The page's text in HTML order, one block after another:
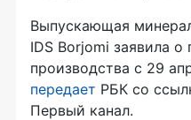
Выпускающая
IDS Borjomi заявила о
производства с 29
передает РБК со
Первый канал.